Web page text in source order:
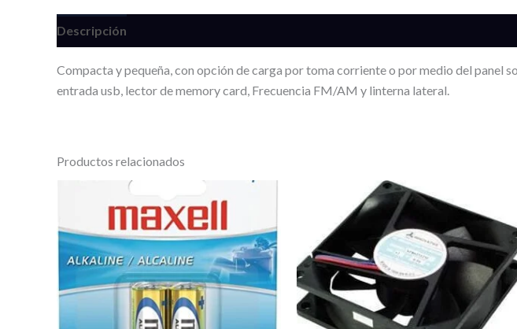
Descripción
Compacta y pequeña, con opción de carga por toma corriente o por medio del panel
entrada usb, lector de memory card, Frecuencia FM/AM y linterna lateral.
Productos relacionados